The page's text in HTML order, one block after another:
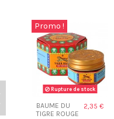
Promo !
Rupture de stock
BAUME DU
TIGRE ROUGE
2,35 €